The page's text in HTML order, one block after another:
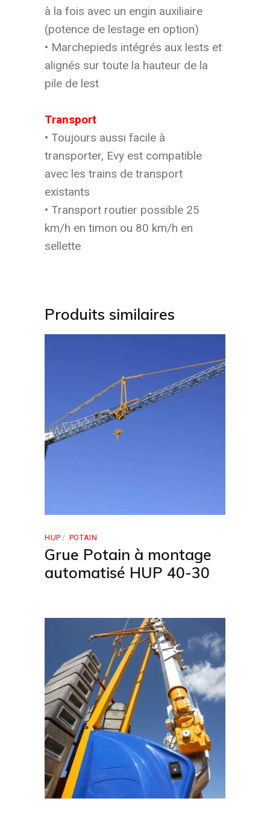
à la fois avec un engin auxiliaire
(potence de lestage en option)
• Marchepieds intégrés aux lests et
alignés sur toute la hauteur de la
pile de lest
Transport
• Toujours aussi facile à
transporter, Evy est compatible
avec les trains de transport
existants
• Transport routier possible 25
km/h en timon ou 80 km/h en
sellette
Produits similaires
HUP POTAIN
Grue Potain à montage
automatisé HUP 40-30